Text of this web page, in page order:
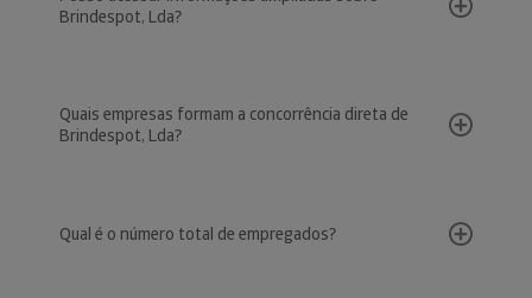
Brindespot, Lda?
Quais empresas formam a concorrência direta de
Brindespot, Lda?
Qual é o número total de empregados?